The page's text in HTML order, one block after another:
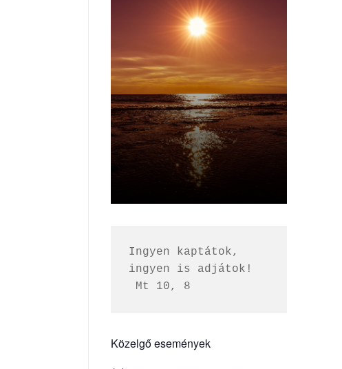
Ingyen kaptátok,
ingyen is adjátok!
Mt 10, 8
Közelgő események